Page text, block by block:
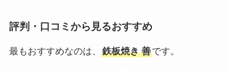
評判・口コミから見るおすすめ
最もおすすめなのは、 鉄板焼き 善です。